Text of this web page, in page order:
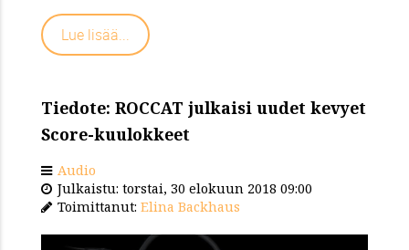
Lue lisää...
Tiedote: ROCCAT julkaisi uudet kevyet
Score-kuulokkeet
Audio
Julkaistu: torstai, 30 elokuun 2018 09:00
Toimittanut: Elina Backhaus